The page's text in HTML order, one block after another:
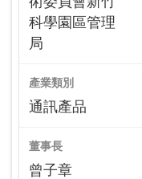
科學園區管理
局
產業類別
通訊產品
董事長
曾子章